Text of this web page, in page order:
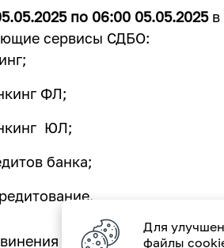
05.2025по 06:00 05.05.2025в
сервисы СДБО:
ФЛ;
ЮЛ;
банка;
за возможные
Для
файлы